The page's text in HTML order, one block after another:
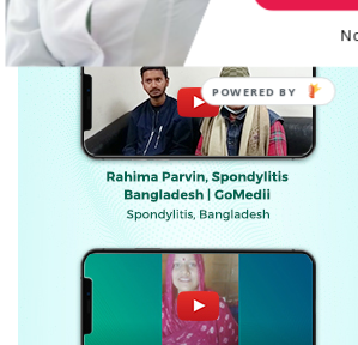
POWERED BY